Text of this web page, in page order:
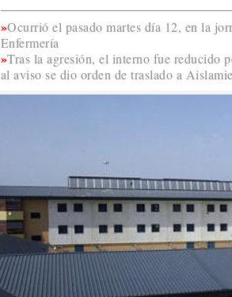
Ocurrió el pasado martes día 12, en la
Enfermería
Tras la agresión, el interno fue reducido
al aviso se dio orden de traslado a